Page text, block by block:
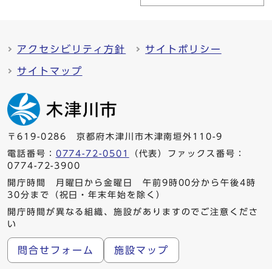
アクセシビリティ方針 サイトポリシー
サイトマップ
〒619-0286 京都府木津川市木津南垣外110-9
電話番号： 0774-72-0501
（代表）ファックス番号：
0774-72-3900
開庁時間 月曜日から金曜日 午前9時00分から午後4時
30分まで（祝日・年末年始を除く）
開庁時間が異なる組織、施設がありますのでご注意くださ
い
問合せフォーム 施設マップ